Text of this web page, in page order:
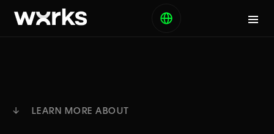
↓ LEARN MORE ABOUT